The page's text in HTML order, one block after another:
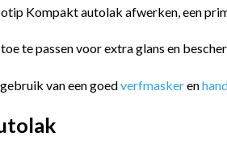
Kompakt autolak afwerken, een
toe te passen voor extra glans en
van een goedverfmaskeren